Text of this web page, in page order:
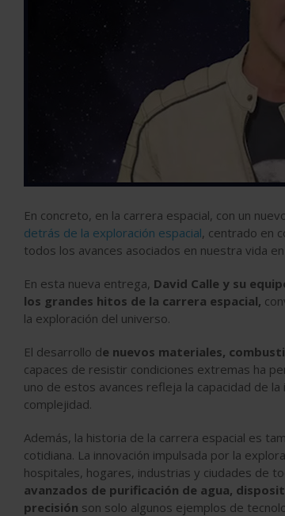
En concreto, en la carrera espacial, con un
detrás de la exploración espacial, centrado en
todos los avances asociados en nuestra vida
En esta nueva entrega, David Calle y su
los grandes hitos de la carrera espacial,
la exploración del universo.
El desarrollo de nuevos materiales,
capaces de resistir condiciones extremas ha
uno de estos avances refleja la capacidad de
complejidad.
Además, la historia de la carrera espacial es
cotidiana. La innovación impulsada por la
hospitales, hogares, industrias y ciudades de
avanzados de purificación de agua,
precisión son solo algunos ejemplos de